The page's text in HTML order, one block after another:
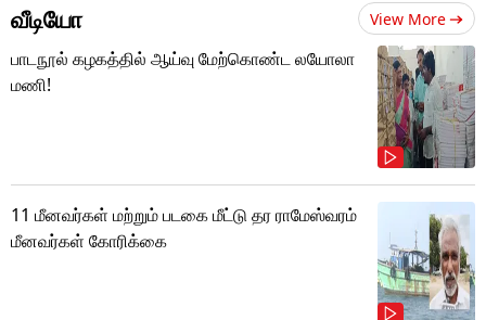
வீடியோ View More
பாடநூல் கழகத்தில் ஆய்வு மேற்கொண்ட லயோலா
மணி!
11 மீனவர்கள் மற்றும் படகை மீட்டு தர ராமேஸ்வரம்
மீனவர்கள் கோரிக்கை